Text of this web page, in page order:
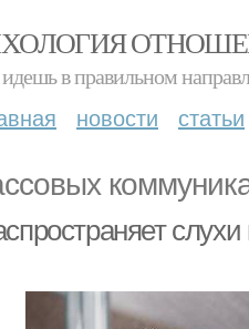
идешь в правильном
новости статьи